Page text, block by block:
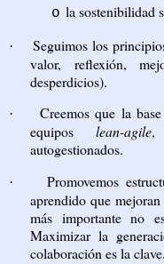
o la sostenibilidad
·
Seguimos los
valor, reflexión,
desperdicios).
· Creemos que la
equiposlean-agile,
autogestionados.
·
Promovemos
aprendido que
más importante no
Maximizar la
colaboración es la clave.